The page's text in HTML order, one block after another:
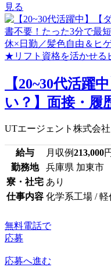
見る
【20~30代活躍
い？】面接・履
UTエージェント株式会社
給与 月収例213,000円
勤務地
兵庫県 加東市
寮・社宅 あり
仕事内容 化学系工場 /
無料電話で
応募
応募へ進む